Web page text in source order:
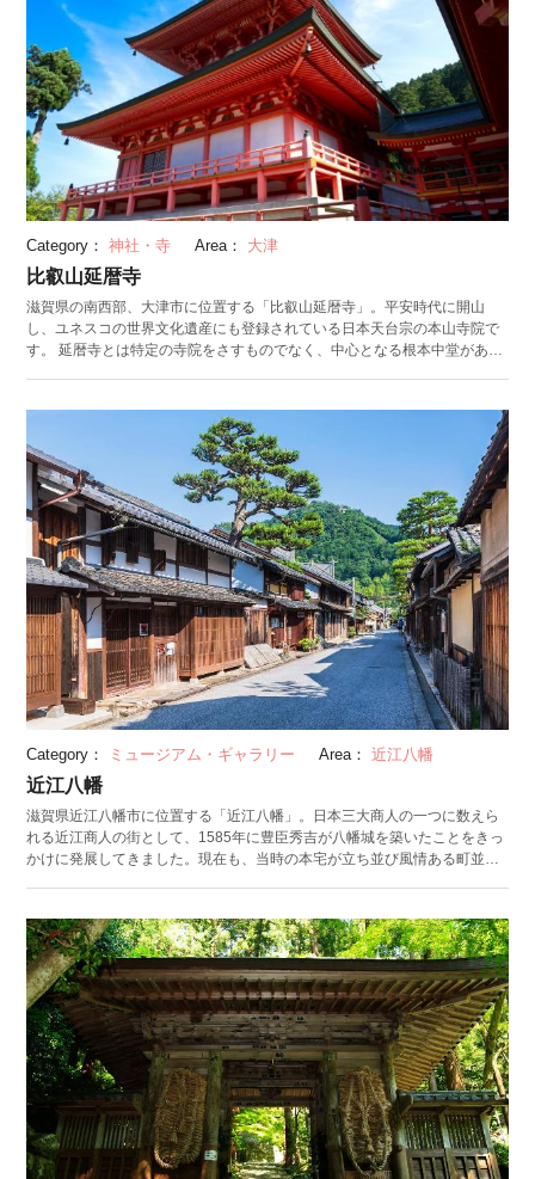
Category： 神社・寺 Area： 大津
比叡山延暦寺
滋賀県の南西部、大津市に位置する「比叡山延暦寺」。平安時代に開山
し、ユネスコの世界文化遺産にも登録されている日本天台宗の本山寺院で
す。 延暦寺とは特定の寺院をさすものでなく、中心となる根本中堂がある
1200年以上消えることなく灯り続けており、歴史を絶やさず守り続けるこ
との偉大さを伝えています。 比叡山は標高が高いため、京都市内よりも気
温が平均して5℃低く、夏には避暑地としても人気です。秋には横川地域で
紅葉祭り「比叡のもみじ」が開催され、約2,000本の紅葉が色付きます。
車で訪れることもできますが、景色をより楽しむならケーブルカーの利用
がおすすめ。坂本から延びるケーブルカーは日本一の長さで、変化に富む
車窓からは琵琶湖の景観が一望できます。
Category： ミュージアム・ギャラリー Area： 近江八幡
近江八幡
滋賀県近江八幡市に位置する「近江八幡」。日本三大商人の一つに数えら
れる近江商人の街として、1585年に豊臣秀吉が八幡城を築いたことをきっ
かけに発展してきました。現在も、当時の本宅が立ち並び風情ある町並み
宮」などの名所が満載。 日牟禮八幡宮の近くから運行しているロープウェ
イに乗って八幡山山頂へ登れば、標高271mから眼下に近江八幡の街並みや
琵琶湖が広がる景色を楽しめます。